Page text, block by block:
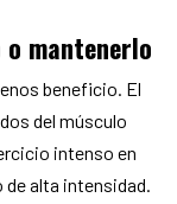
mantenerlo
beneficio. El
del músculo
intenso en
de alta intensidad.